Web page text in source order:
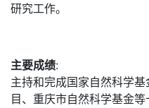
研究工作。
主要成绩:
主持和完成国家自然科学
目、重庆市自然科学基金